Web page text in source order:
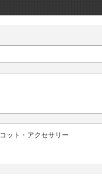
ット・アクセサリー